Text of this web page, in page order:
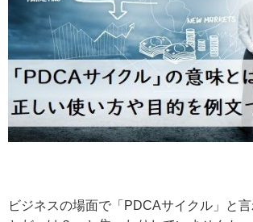
ビジネスの場面で「PDCAサイクル」と